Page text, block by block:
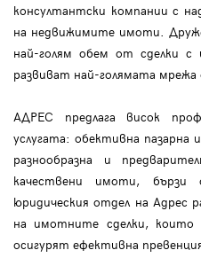
консултантски компании с
на недвижимите имоти.
най-голям обем от сделки с
развиват най-голямата
АДРЕС предлага висок
услугата: обективна пазарна
разнообразна и
качествени имоти,
юридическия отдел на Адрес
на имотните сделки, които
осигурят ефективна